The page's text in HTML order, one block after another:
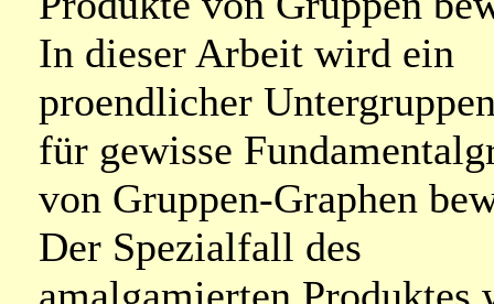
In dieser Arbeit wird ein
proendlicher
für gewisse
von Gruppen-Graphen
Der Spezialfall des